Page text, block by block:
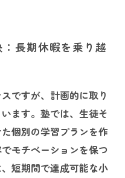
長期休暇を乗り越
ですが、計画的に取り
ます。塾では、生徒そ
個別の学習プランを作
モチベーションを保つ
短期間で達成可能な小